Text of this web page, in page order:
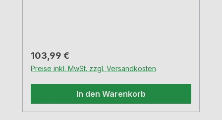
Regulärer Preis:
103,99 €
Preise inkl. MwSt. zzgl. Versandkosten
In den Warenkorb